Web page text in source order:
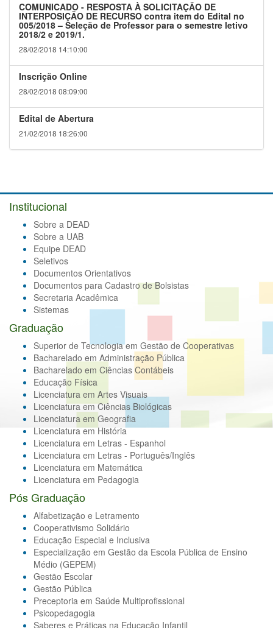
COMUNICADO - RESPOSTA À SOLICITAÇÃO DE
INTERPOSIÇÃO DE RECURSO contra item do Edital no
005/2018 – Seleção de Professor para o semestre letivo
2018/2 e 2019/1.
28/02/2018 14:10:00
Inscrição Online
28/02/2018 08:09:00
Edital de Abertura
21/02/2018 18:26:00
Institucional
Sobre a DEAD
Sobre a UAB
Equipe DEAD
Seletivos
Documentos Orientativos
Documentos para Cadastro de Bolsistas
Secretaria Acadêmica
Sistemas
Graduação
Superior de Tecnologia em Gestão de Cooperativas
Bacharelado em Administração Pública
Bacharelado em Ciências Contábeis
Educação Física
Licenciatura em Artes Visuais
Licenciatura em Ciências Biológicas
Licenciatura em Geografia
Licenciatura em História
Licenciatura em Letras - Espanhol
Licenciatura em Letras - Português/Inglês
Licenciatura em Matemática
Licenciatura em Pedagogia
Pós Graduação
Alfabetização e Letramento
Cooperativismo Solidário
Educação Especial e Inclusiva
Especialização em Gestão da Escola Pública de Ensino
Médio (GEPEM)
Gestão Escolar
Gestão Pública
Preceptoria em Saúde Multiprofissional
Psicopedagogia
Saberes e Práticas na Educação Infantil